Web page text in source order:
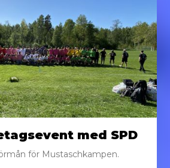
med SPD
för Mustaschkampen.